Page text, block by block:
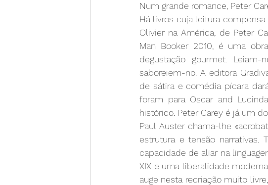
Num grande romance, Peter
Há livros cuja leitura
Olivier na América, de Peter
Man Booker 2010, é uma
degustação gourmet.
saboreiem-no. A editora
de sátira e comédia pícara
foram para Oscar and
histórico. Peter Carey é já um
Paul Auster chama-lhe
estrutura e tensão narrativas.
capacidade de aliar na
XIX e uma liberalidade
auge nesta recriação muito